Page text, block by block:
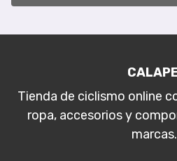
Tienda de ciclismo online
ropa, accesorios y